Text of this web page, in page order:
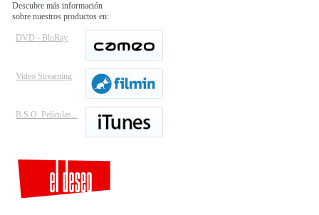
Descubre más información
sobre nuestros productos en:
DVD - BluRay
Video Streaming
B.S.O. Películas...